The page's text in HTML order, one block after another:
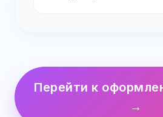
Перейти к
→